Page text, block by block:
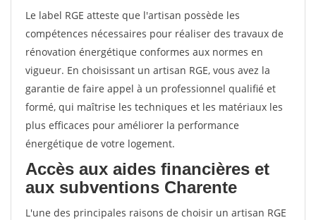
Le label RGE atteste que l'artisan possède les
compétences nécessaires pour réaliser des travaux de
rénovation énergétique conformes aux normes en
vigueur. En choisissant un artisan RGE, vous avez la
garantie de faire appel à un professionnel qualifié et
formé, qui maîtrise les techniques et les matériaux les
plus efficaces pour améliorer la performance
énergétique de votre logement.
Accès aux aides financières et
aux subventions Charente
L'une des principales raisons de choisir un artisan RGE